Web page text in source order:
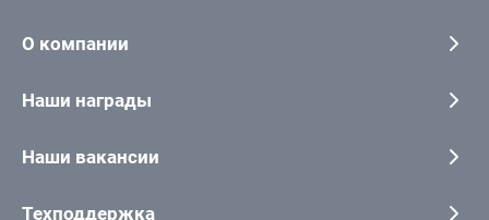
О компании
Наши награды
Наши вакансии
Техподдержка